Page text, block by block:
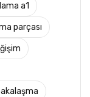
a1
parçası